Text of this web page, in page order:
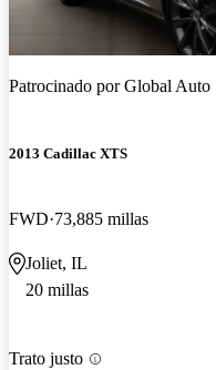
Patrocinado porGlobal Auto
2013 Cadillac XTS
FWD 73,885 millas
Joliet, IL
20 millas
Trato justo